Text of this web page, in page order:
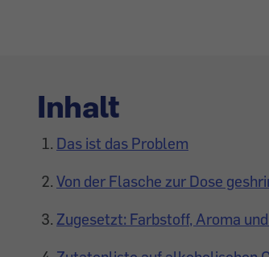
Inhalt
Das ist das Problem
Von der Flasche zur Dose
Zugesetzt: Farbstoff, Aroma